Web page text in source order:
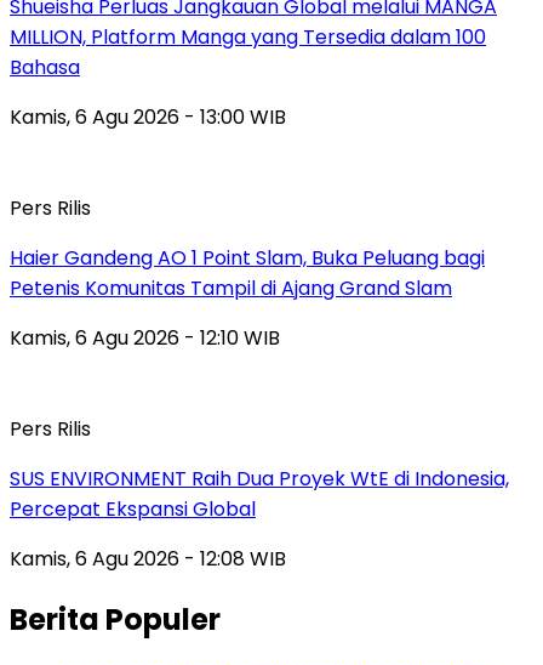
Shueisha Perluas Jangkauan Global melalui MANGA
MILLION, Platform Manga yang Tersedia dalam 100
Bahasa
Kamis, 6 Agu 2026 - 13:00 WIB
Pers Rilis
Haier Gandeng AO 1 Point Slam, Buka Peluang bagi
Petenis Komunitas Tampil di Ajang Grand Slam
Kamis, 6 Agu 2026 - 12:10 WIB
Pers Rilis
SUS ENVIRONMENT Raih Dua Proyek WtE di Indonesia,
Percepat Ekspansi Global
Kamis, 6 Agu 2026 - 12:08 WIB
Berita Populer